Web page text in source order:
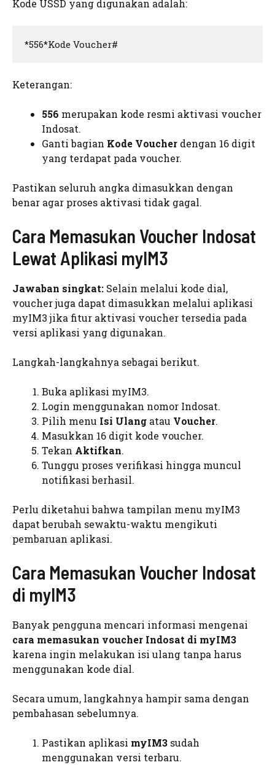
Kode USSD yang digunakan adalah:
*556*Kode Voucher#
Keterangan:
556 merupakan kode resmi aktivasi voucher
Indosat.
Ganti bagian Kode Voucher dengan 16 digit
yang terdapat pada voucher.
Pastikan seluruh angka dimasukkan dengan
benar agar proses aktivasi tidak gagal.
Cara Memasukan Voucher Indosat
Lewat Aplikasi myIM3
Jawaban singkat: Selain melalui kode dial,
voucher juga dapat dimasukkan melalui aplikasi
myIM3 jika fitur aktivasi voucher tersedia pada
versi aplikasi yang digunakan.
Langkah-langkahnya sebagai berikut.
Buka aplikasi myIM3.
Login menggunakan nomor Indosat.
Pilih menu Isi Ulang atau Voucher.
Masukkan 16 digit kode voucher.
Tekan Aktifkan.
Tunggu proses verifikasi hingga muncul
notifikasi berhasil.
Perlu diketahui bahwa tampilan menu myIM3
dapat berubah sewaktu-waktu mengikuti
pembaruan aplikasi.
Cara Memasukan Voucher Indosat
di myIM3
Banyak pengguna mencari informasi mengenai
cara memasukan voucher Indosat di myIM3
karena ingin melakukan isi ulang tanpa harus
menggunakan kode dial.
Secara umum, langkahnya hampir sama dengan
pembahasan sebelumnya.
Pastikan aplikasi myIM3 sudah
menggunakan versi terbaru.